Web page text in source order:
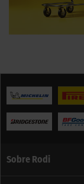
Sobre Rodi